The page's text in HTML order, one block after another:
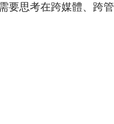
要思考在跨媒體、跨